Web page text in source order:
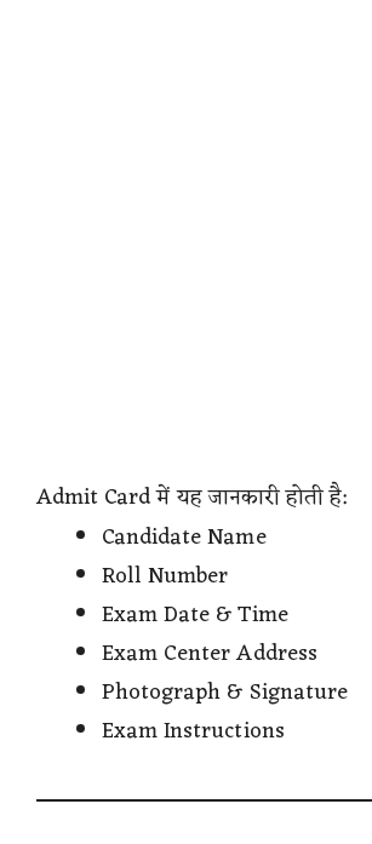
Admit Card में यह जानकारी होती है:
Candidate Name
Roll Number
Exam Date & Time
Exam Center Address
Photograph & Signature
Exam Instructions